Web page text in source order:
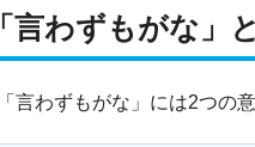
「言わずもがな」
「言わずもがな」には2つの